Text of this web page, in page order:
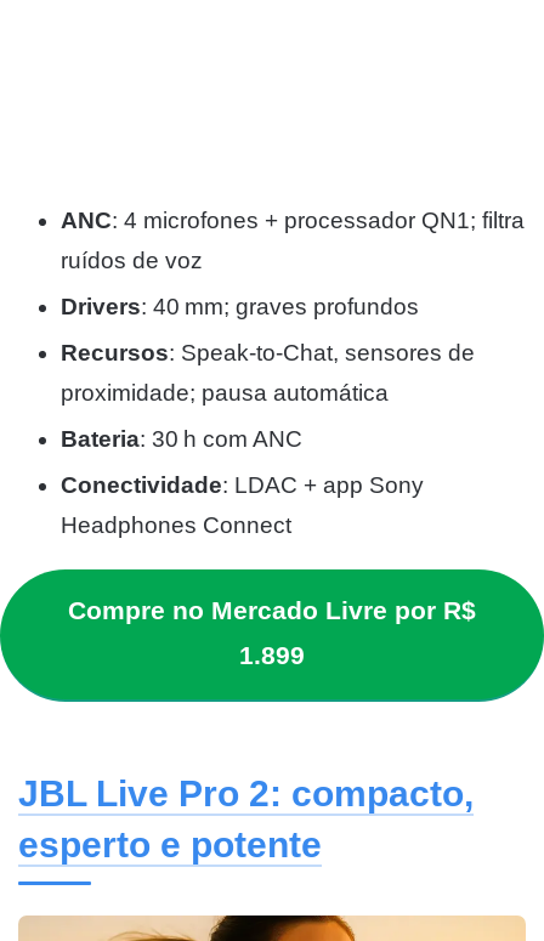
ANC: 4 microfones + processador QN1; filtra
ruídos de voz
Drivers: 40 mm; graves profundos
Recursos: Speak‑to‑Chat, sensores de
proximidade; pausa automática
Bateria: 30 h com ANC
Conectividade: LDAC + app Sony
Headphones Connect
Compre no Mercado Livre por R$
1.899
JBL Live Pro 2: compacto,
esperto e potente